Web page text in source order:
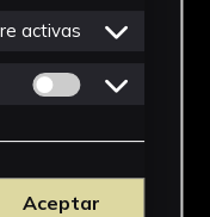
activas
Permitir cookies
Aceptar